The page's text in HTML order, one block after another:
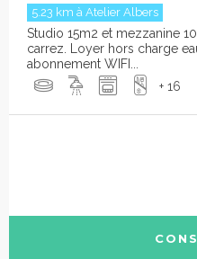
5.23 km à Atelier Albers
Studio 15m2 et mezzanine
carrez. Loyer hors charge
abonnement WIFI...
+ 16